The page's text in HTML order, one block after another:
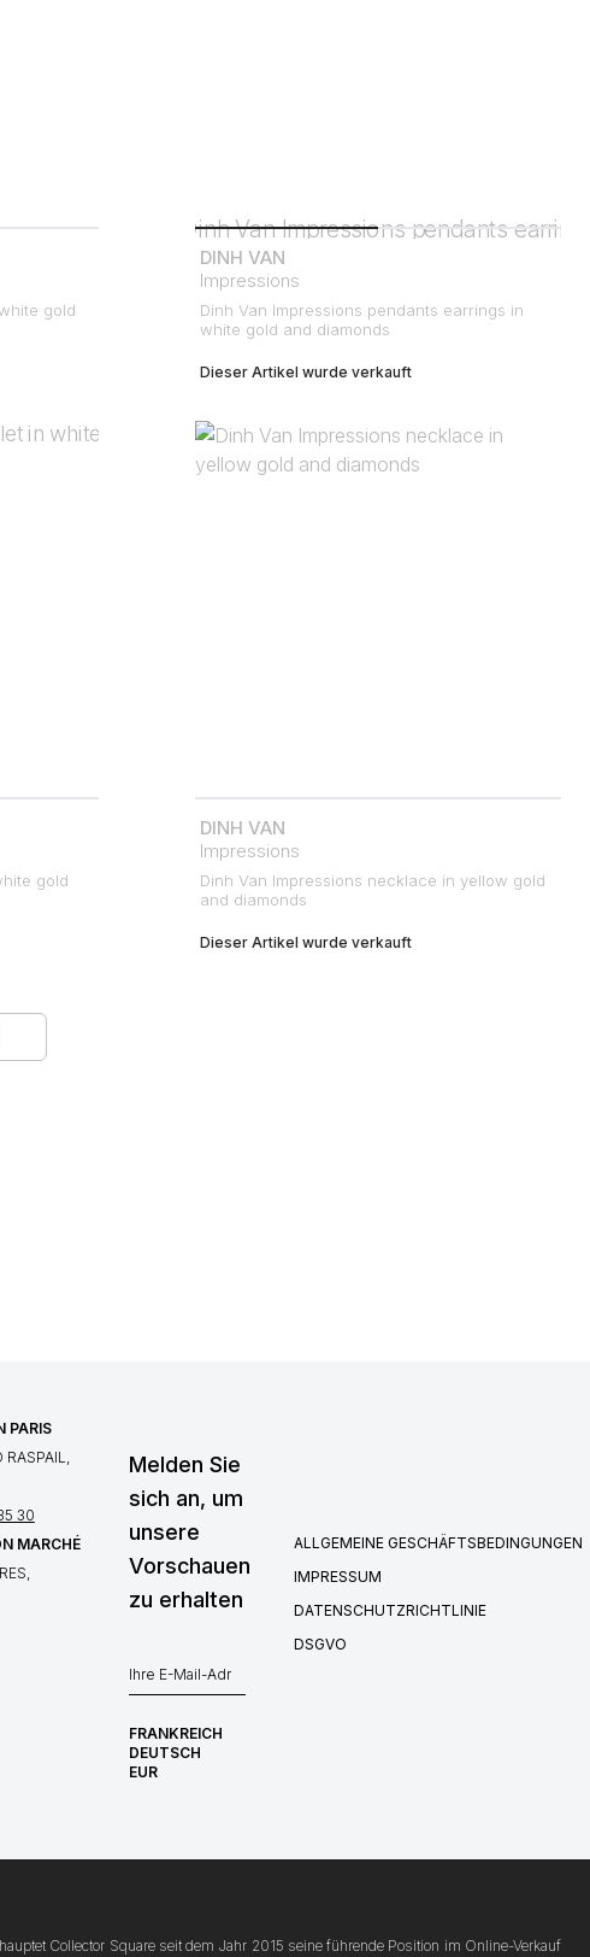
gold
DINH VAN
Impressions
Dinh Van Impressions pendants earrings in
white gold and diamonds
Dieser Artikel wurde verkauft
gold
DINH VAN
Impressions
Dinh Van Impressions necklace in yellow gold
and diamonds
Dieser Artikel wurde verkauft
Melden Sie
sich an, um
unsere
Vorschauen
zu erhalten
ALLGEMEINE GESCHÄFTSBEDINGUNGEN
IMPRESSUM
DATENSCHUTZRICHTLINIE
DSGVO
PARIS
RASPAIL,
30
MARCHÉ
FRANKREICH
DEUTSCH
EUR
Collector Square seit dem Jahr 2015 seine führende Position im Online-Verkauf